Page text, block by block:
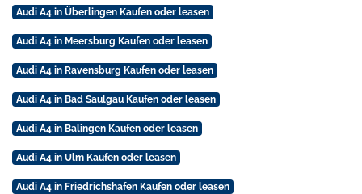
Audi A4 in Überlingen Kaufen oder leasen
Audi A4 in Meersburg Kaufen oder leasen
Audi A4 in Ravensburg Kaufen oder leasen
Audi A4 in Bad Saulgau Kaufen oder leasen
Audi A4 in Balingen Kaufen oder leasen
Audi A4 in Ulm Kaufen oder leasen
Audi A4 in Friedrichshafen Kaufen oder leasen